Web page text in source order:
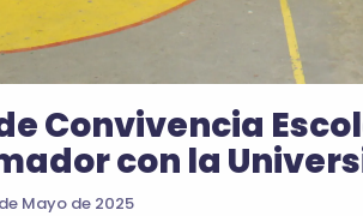
Convivencia
con la
Mayo de 2025